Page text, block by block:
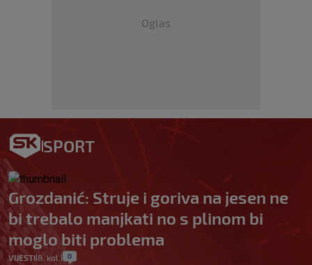
Oglas
SPORT
Grozdanić: Struje i goriva na jesen ne
bi trebalo manjkati no s plinom bi
moglo biti problema
VIJESTI| 8. kol. 0